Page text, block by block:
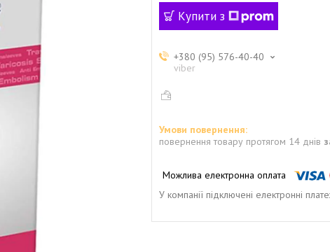
Купити з
+380 (95) 576-40-40
viber
повернення товару протягом 14 днів
У компанії підключені електронні